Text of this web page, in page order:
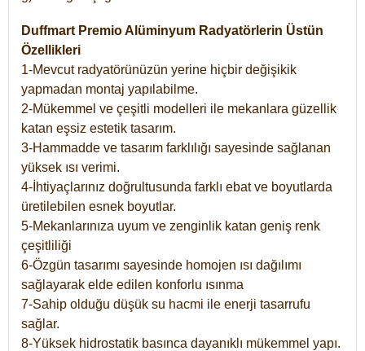
Duffmart Premio Alüminyum Radyatörlerin Üstün
Özellikleri
1-Mevcut radyatörünüzün yerine hiçbir değişikik
yapmadan montaj yapılabilme.
2-Mükemmel ve çeşitli modelleri ile mekanlara güzellik
katan eşsiz estetik tasarım.
3-Hammadde ve tasarım farklılığı sayesinde sağlanan
yüksek ısı verimi.
4-İhtiyaçlarınız doğrultusunda farklı ebat ve boyutlarda
üretilebilen esnek boyutlar.
5-Mekanlarınıza uyum ve zenginlik katan geniş renk
çeşitliliği
6-Özgün tasarımı sayesinde homojen ısı dağılımı
sağlayarak elde edilen konforlu ısınma
7-Sahip olduğu düşük su hacmi ile enerji tasarrufu
sağlar.
8-Yüksek hidrostatik basınca dayanıklı mükemmel yapı.